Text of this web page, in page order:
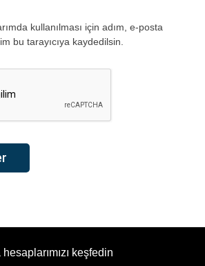
kullanılması için adım, e-posta
bu tarayıcıya kaydedilsin.
keşfedin